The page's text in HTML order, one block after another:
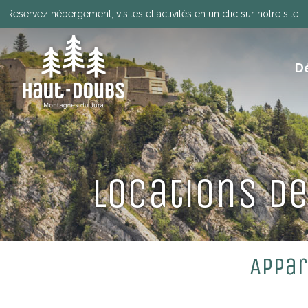
Réservez hébergement, visites et activités en un clic sur notre site !
Locations